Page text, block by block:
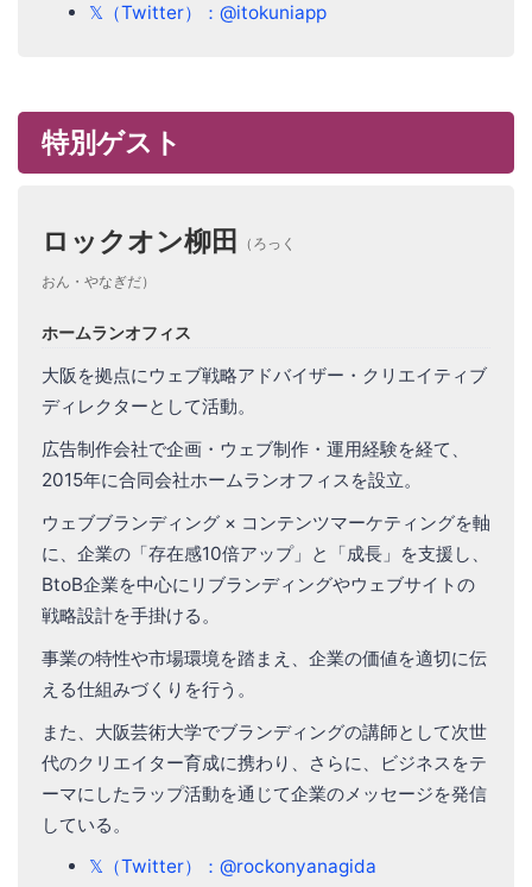
𝕏（Twitter）：@itokuniapp
特別ゲスト
ロックオン柳田 （ろっく
おん・やなぎだ）
ホームランオフィス
大阪を拠点にウェブ戦略アドバイザー・クリエイティブ
ディレクターとして活動。
広告制作会社で企画・ウェブ制作・運用経験を経て、
2015年に合同会社ホームランオフィスを設立。
ウェブブランディング × コンテンツマーケティングを軸
に、企業の「存在感10倍アップ」と「成長」を支援し、
BtoB企業を中心にリブランディングやウェブサイトの
戦略設計を手掛ける。
事業の特性や市場環境を踏まえ、企業の価値を適切に伝
える仕組みづくりを行う。
また、大阪芸術大学でブランディングの講師として次世
代のクリエイター育成に携わり、さらに、ビジネスをテ
ーマにしたラップ活動を通じて企業のメッセージを発信
している。
𝕏（Twitter）：@rockonyanagida